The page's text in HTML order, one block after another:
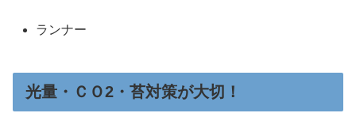
ランナー
光量・ＣＯ2・苔対策が大切！